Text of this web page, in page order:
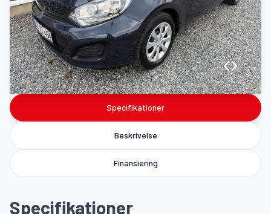
Specifikationer
Beskrivelse
Finansiering
Specifikationer